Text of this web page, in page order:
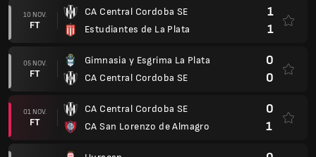
10 NOV.
FT
CA Central Cordoba SE
Estudiantes de La Plata
1
1
05 NOV.
FT
Gimnasia y Esgrima La Plata
CA Central Cordoba SE
0
0
01 NOV.
FT
CA Central Cordoba SE
CA San Lorenzo de Almagro
0
1